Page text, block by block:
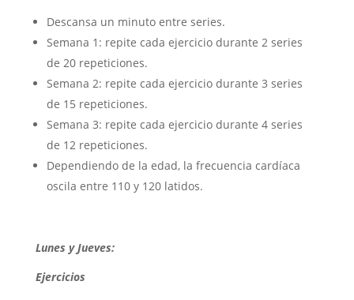
Descansa un minuto entre series.
Semana 1: repite cada ejercicio durante 2 series
de 20 repeticiones.
Semana 2: repite cada ejercicio durante 3 series
de 15 repeticiones.
Semana 3: repite cada ejercicio durante 4 series
de 12 repeticiones.
Dependiendo de la edad, la frecuencia cardíaca
oscila entre 110 y 120 latidos.
Lunes y Jueves:
Ejercicios